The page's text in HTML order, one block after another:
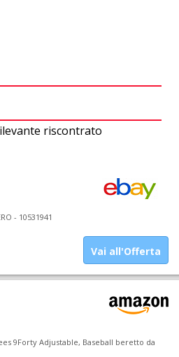
riscontrato
- 10531941
Vai all'Offerta
9Forty Adjustable, Baseball beretto da